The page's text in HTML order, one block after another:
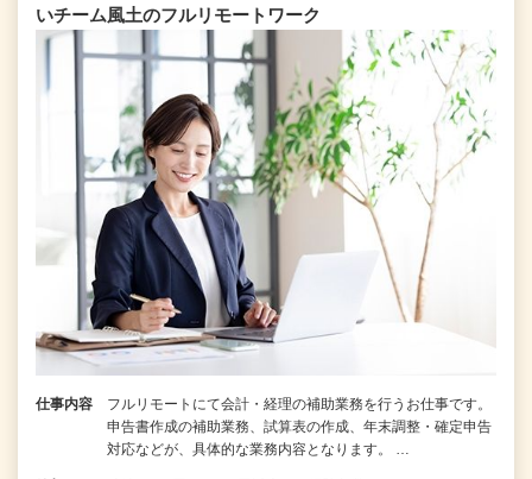
いチーム⾵⼟のフルリモートワーク
仕事内容
フルリモートにて会計・経理の補助業務を行うお仕事です。
申告書作成の補助業務、試算表の作成、年末調整・確定申告
対応などが、具体的な業務内容となります。 …